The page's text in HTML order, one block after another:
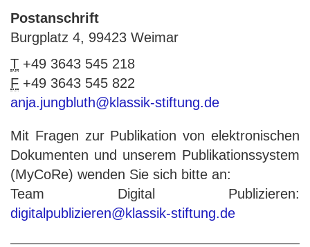
Postanschrift
Burgplatz 4, 99423 Weimar
T +49 3643 545 218
F +49 3643 545 822
anja.jungbluth@klassik-stiftung.de
Mit Fragen zur Publikation von elektronischen
Dokumenten und unserem Publikationssystem
(MyCoRe) wenden Sie sich bitte an:
Team Digital Publizieren:
digitalpublizieren@klassik-stiftung.de